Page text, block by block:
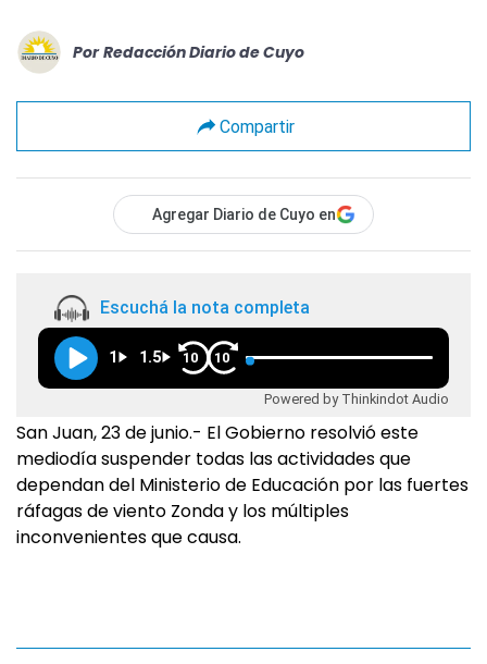
Por Redacción Diario de Cuyo
Compartir
Agregar Diario de Cuyo en
Escuchá la nota completa
1 1.5 10 10
Powered by Thinkindot Audio
San Juan, 23 de junio.- El Gobierno resolvió este
mediodía suspender todas las actividades que
dependan del Ministerio de Educación por las fuertes
ráfagas de viento Zonda y los múltiples
inconvenientes que causa.